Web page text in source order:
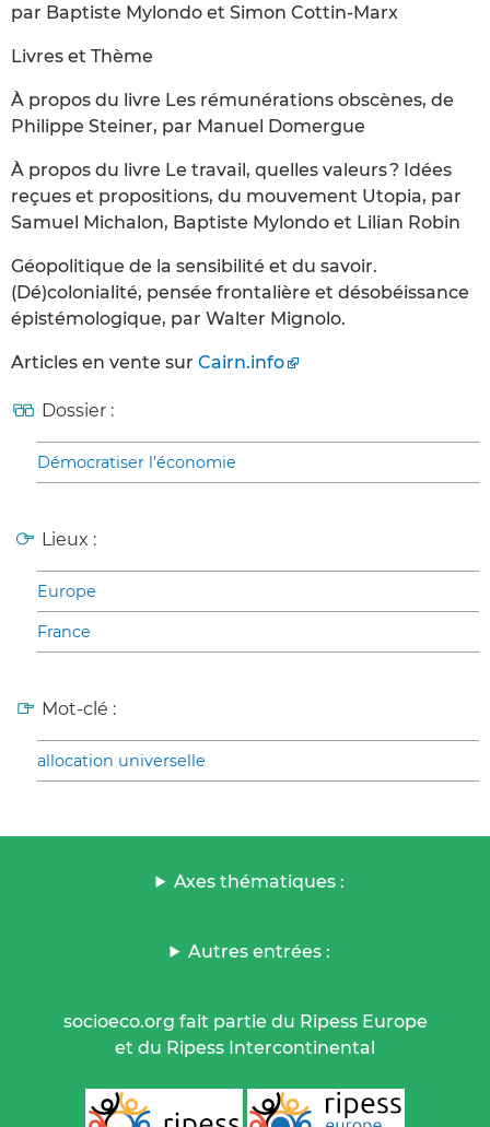
par Baptiste Mylondo et Simon Cottin-Marx
Livres et Thème
À propos du livre Les rémunérations obscènes, de
Philippe Steiner, par Manuel Domergue
À propos du livre Le travail, quelles valeurs ? Idées
reçues et propositions, du mouvement Utopia, par
Samuel Michalon, Baptiste Mylondo et Lilian Robin
Géopolitique de la sensibilité et du savoir.
(Dé)colonialité, pensée frontalière et désobéissance
épistémologique, par Walter Mignolo.
Articles en vente sur Cairn.info
Dossier :
Démocratiser l’économie
Lieux :
Europe
France
Mot-clé :
allocation universelle
Axes thématiques :
Autres entrées :
socioeco.org fait partie du Ripess Europe
et du Ripess Intercontinental